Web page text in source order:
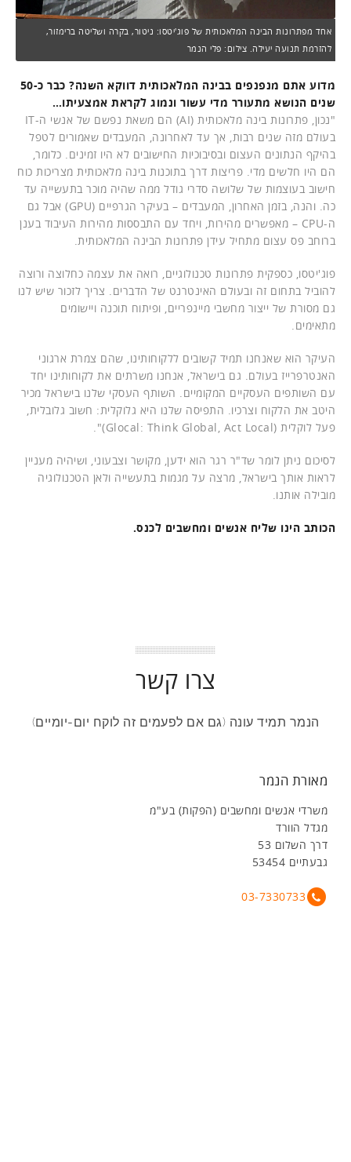
אחד מפתרונות הבינה המלאכותית של פוג'יטסו: ניטור, בקרה ושליטה ברימזור,
להזרמת תנועה יעילה. צילום: פלי הנמר
מדוע אתם מנפנפים בבינה המלאכותית דווקא השנה? כבר כ-50
שנים הנושא מתעורר מדי עשור ונמוג לקראת אמצעיתו…
"נכון, פתרונות בינה מלאכותית (AI) הם משאת נפשם של אנשי ה-IT
בעולם מזה שנים רבות, אך עד לאחרונה, המעבדים שאמורים לטפל
בהיקף הנתונים העצום ובסיבוכיות החישובים לא היו זמינים. כלומר,
הם היו חלשים מדי. פריצות דרך בתוכנות בינה מלאכותית מצריכות כוח
חישוב בעוצמות של שלושה סדרי גודל ממה שהיה מוכר בתעשייה עד
כה. והנה, בזמן האחרון, המעבדים – בעיקר הגרפיים (GPU) אבל גם
ה-CPU – מאפשרים מהירות, ויחד עם התבססות מהירות העיבוד בענן
ברוחב פס עצום מתחיל עידן פתרונות הבינה המלאכותית.
פוג'יטסו, כספקית פתרונות טכנולוגיים, רואה את עצמה כחלוצה ורוצה
להוביל בתחום זה ובעולם האינטרנט של הדברים. צריך לזכור שיש לנו
גם מסורת של ייצור מחשבי מיינפריים, ופיתוח תוכנה ויישומים
מתאימים.
העיקר הוא שאנחנו תמיד קשובים ללקוחותינו, שהם צמרת ארגוני
האנטרפרייז בעולם. גם בישראל, אנחנו משרתים את לקוחותינו יחד
עם השותפים העסקיים המקומיים. השותף העסקי שלנו בישראל מכיר
היטב את הלקוח וצרכיו. התפיסה שלנו היא גלוקלית: חשוב גלובלית,
פעל לוקלית (Glocal: Think Global, Act Local)".
לסיכום ניתן לומר שד"ר רגר הוא ידען, מקושר וצבעוני, ושיהיה מעניין
לראות אותך בישראל, מרצה על מגמות בתעשייה ולאן הטכנולוגיה
מובילה אותנו.
הכותב הינו שליח אנשים ומחשבים לכנס.
צרו קשר
הנמר תמיד עונה (גם אם לפעמים זה לוקח יום-יומיים)
מאורת הנמר
משרדי אנשים ומחשבים (הפקות) בע"מ
מגדל הוורד
דרך השלום 53
גבעתיים 53454
03-7330733